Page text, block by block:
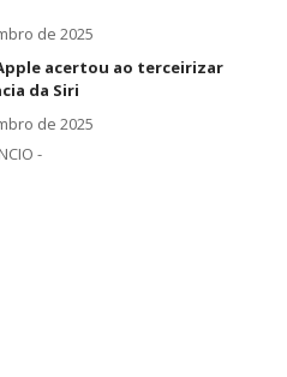
de 2025
acertou ao terceirizar
da Siri
de 2025
-